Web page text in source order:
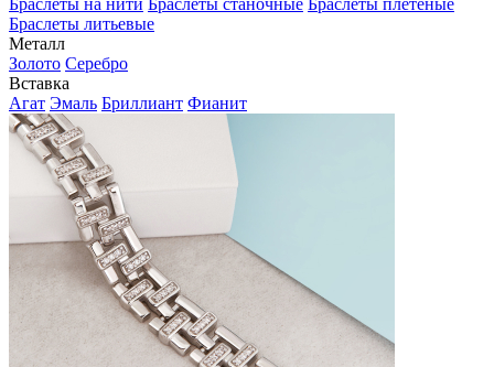
Браслеты на нити Браслеты станочные Браслеты плетеные
Браслеты литьевые
Металл
Золото Серебро
Вставка
Агат Эмаль Бриллиант Фианит